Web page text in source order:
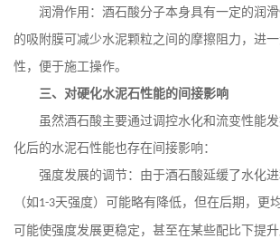
润滑作用：酒石酸分子本身具有一定的润
的吸附膜可减少水泥颗粒之间的摩擦阻力，进
性，便于施工操作。
三、对硬化水泥石性能的间接影响
虽然酒石酸主要通过调控水化和流变性能
化后的水泥石性能也存在间接影响：
强度发展的调节：由于酒石酸延缓了水化
（如 1-3天强度）可能略有降低，但在后期，更
可能使强度发展更稳定，甚至在某些配比下提升